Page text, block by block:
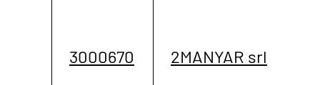
3000670 2MANYAR srl